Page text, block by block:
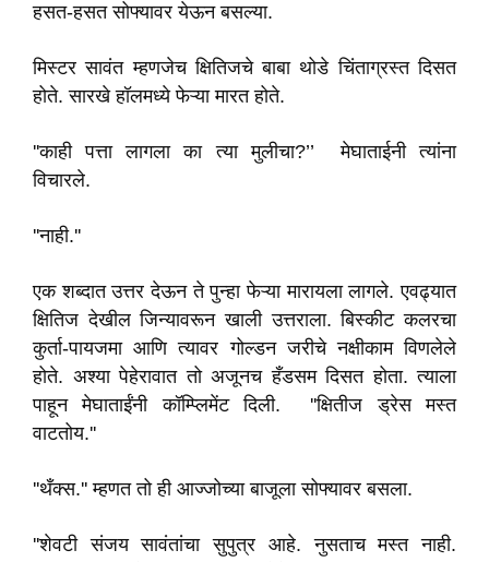
हसत-हसत सोफ्यावर येऊन बसल्या.
मिस्टर सावंत म्हणजेच क्षितिजचे बाबा थोडे चिंताग्रस्त दिसत
होते. सारखे हॉलमध्ये फेऱ्या मारत होते.
''काही पत्ता लागला का त्या मुलीचा?’’ मेघाताईनी त्यांना
विचारले.
''नाही.''
एक शब्दात उत्तर देऊन ते पुन्हा फेऱ्या मारायला लागले. एवढ्यात
क्षितिज देखील जिन्यावरून खाली उत्तराला. बिस्कीट कलरचा
कुर्ता-पायजमा आणि त्यावर गोल्डन जरीचे नक्षीकाम विणलेले
होते. अश्या पेहेरावात तो अजूनच हँडसम दिसत होता. त्याला
पाहून मेघाताईंनी कॉम्प्लिमेंट दिली. ''क्षितीज ड्रेस मस्त
वाटतोय.''
''थँक्स.'' म्हणत तो ही आज्जोच्या बाजूला सोफ्यावर बसला.
''शेवटी संजय सावंतांचा सुपुत्र आहे. नुसताच मस्त नाही.